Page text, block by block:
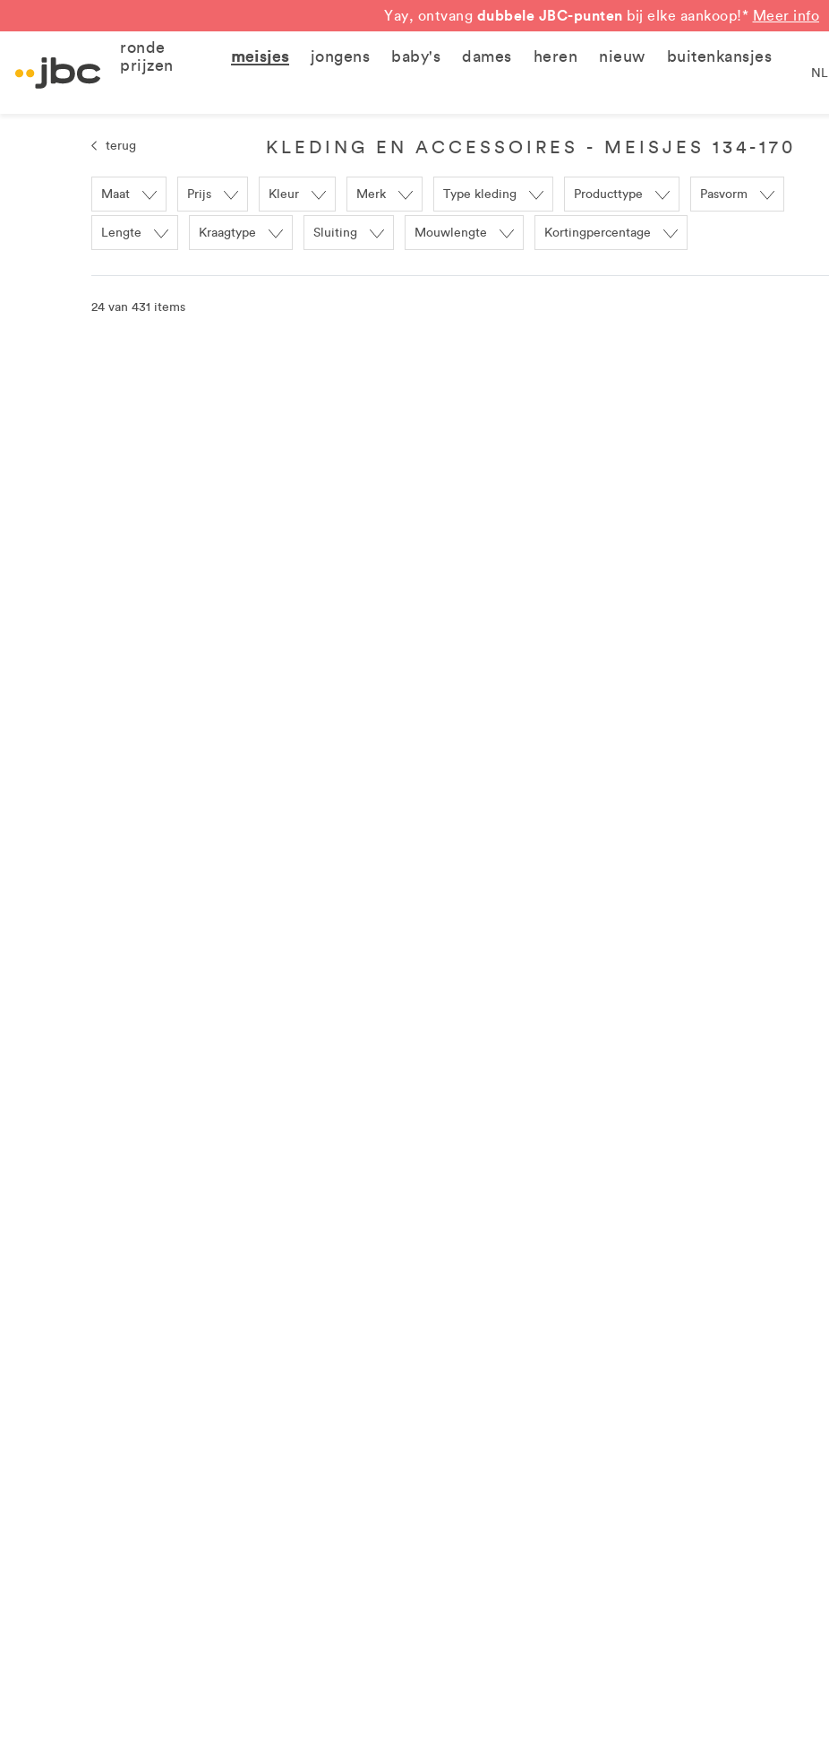
Yay, ontvang dubbele JBC-punten bij elke aankoop!* Meer info
ronde
prijzen
meisjes jongens baby's dames heren nieuw buitenkansjes
NL
terug KLEDING EN ACCESSOIRES - MEISJES 134-170
Maat Prijs Kleur Merk Type kleding Producttype Pasvorm
Lengte Kraagtype Sluiting Mouwlengte Kortingpercentage
24 van 431 items